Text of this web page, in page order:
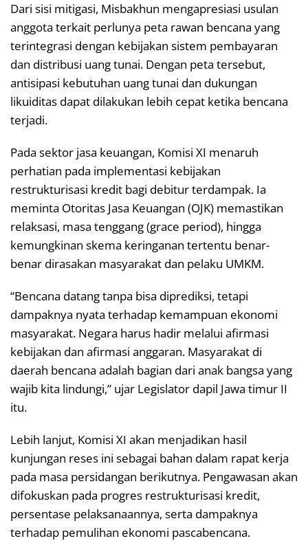
Dari sisi mitigasi, Misbakhun mengapresiasi usulan
anggota terkait perlunya peta rawan bencana yang
terintegrasi dengan kebijakan sistem pembayaran
dan distribusi uang tunai. Dengan peta tersebut,
antisipasi kebutuhan uang tunai dan dukungan
likuiditas dapat dilakukan lebih cepat ketika bencana
terjadi.
Pada sektor jasa keuangan, Komisi XI menaruh
perhatian pada implementasi kebijakan
restrukturisasi kredit bagi debitur terdampak. Ia
meminta Otoritas Jasa Keuangan (OJK) memastikan
relaksasi, masa tenggang (grace period), hingga
kemungkinan skema keringanan tertentu benar-
benar dirasakan masyarakat dan pelaku UMKM.
“Bencana datang tanpa bisa diprediksi, tetapi
dampaknya nyata terhadap kemampuan ekonomi
masyarakat. Negara harus hadir melalui afirmasi
kebijakan dan afirmasi anggaran. Masyarakat di
daerah bencana adalah bagian dari anak bangsa yang
wajib kita lindungi,” ujar Legislator dapil Jawa timur II
itu.
Lebih lanjut, Komisi XI akan menjadikan hasil
kunjungan reses ini sebagai bahan dalam rapat kerja
pada masa persidangan berikutnya. Pengawasan akan
difokuskan pada progres restrukturisasi kredit,
persentase pelaksanaannya, serta dampaknya
terhadap pemulihan ekonomi pascabencana.